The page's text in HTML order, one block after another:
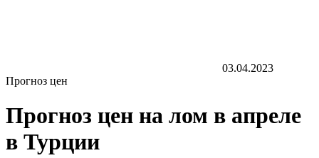
03.04.2023
Прогноз цен
Прогноз цен на лом в апреле
в Турции